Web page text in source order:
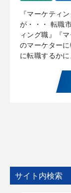
『マーケティ
が・・・ 転職
ィング職』『
のマーケター
に転職するか
サイト内検索